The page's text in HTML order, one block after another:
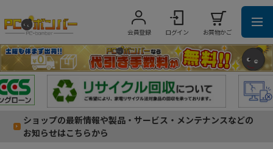
会員登録 ログイン お買物かご
ショップの最新情報や製品・サービス・メンテナンスなどの
お知らせはこちらから